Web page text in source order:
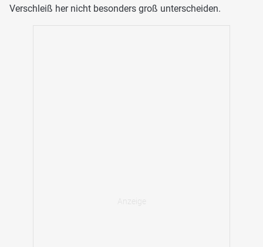
Verschleiß her nicht besonders groß unterscheiden.